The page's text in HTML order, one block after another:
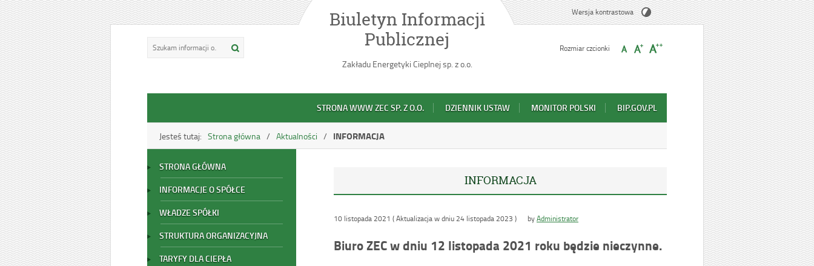
Biuletyn Informacji
Publicznej
Zakładu Energetyki Cieplnej sp. z o.o.
Wersja kontrastowa
Rozmiar czcionki
STRONA WWW ZEC SP. Z O.O. DZIENNIK USTAW MONITOR POLSKI BIP.GOV.PL
Jesteś tutaj: Strona główna Aktualności INFORMACJA
STRONA GŁÓWNA
INFORMACJE O SPÓŁCE
WŁADZE SPÓŁKI
STRUKTURA ORGANIZACYJNA
TARYFY DLA CIEPŁA
INFORMACJA
10 listopada 2021 ( Aktualizacja w dniu 24 listopada 2023 ) byAdministrator
Biuro ZEC w dniu 12 listopada 2021 roku będzie nieczynne.